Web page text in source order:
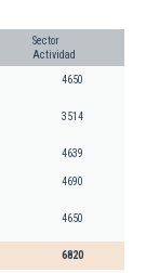
Sector
Actividad
4650
3514
4639
4690
4650
6820